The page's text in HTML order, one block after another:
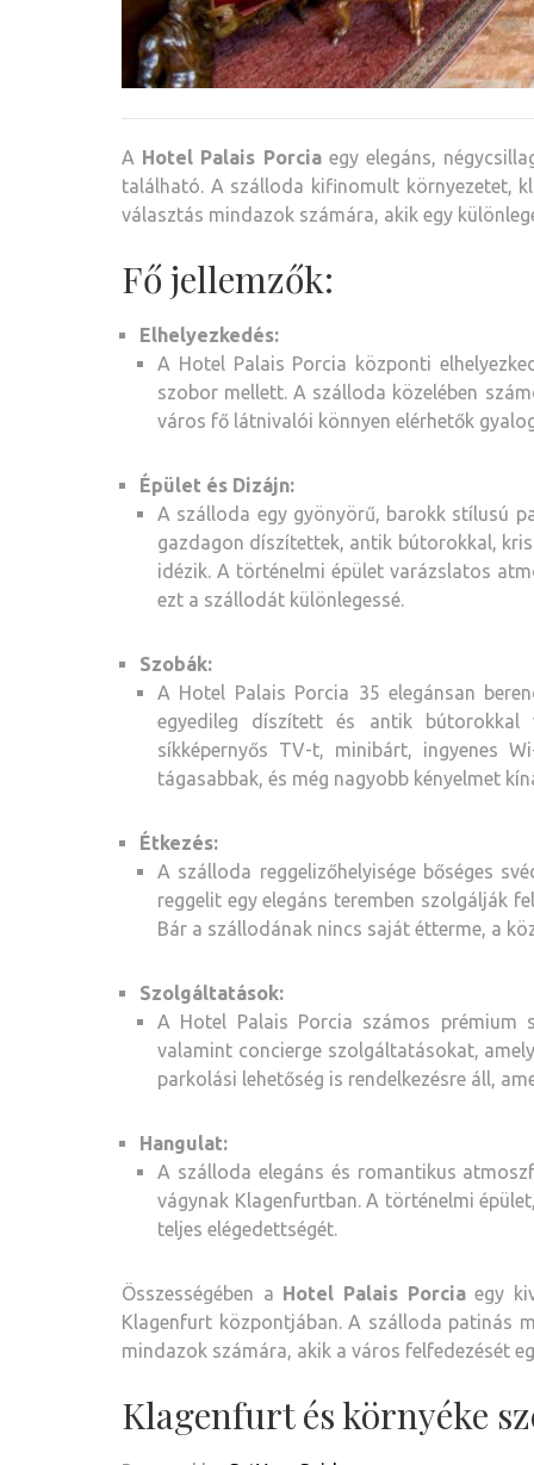
A Hotel Palais Porciaegy elegáns,
található. A szálloda kifinomult környezetet,
választás mindazok számára, akik egy
Fő jellemzők:
Elhelyezkedés:
A Hotel Palais Porcia központi
szobor mellett. A szálloda közelében
város fő látnivalói könnyen elérhetők
Épület és Dizájn:
A szálloda egy gyönyörű, barokk stílusú
gazdagon díszítettek, antik bútorokkal,
idézik. A történelmi épület varázslatos
ezt a szállodát különlegessé.
Szobák:
A Hotel Palais Porcia 35 elegánsan
egyedileg díszített és antik bútorokkal
síkképernyős TV-t, minibárt, ingyenes
tágasabbak, és még nagyobb kényelmet
Étkezés:
A szálloda reggelizőhelyisége bőséges
reggelit egy elegáns teremben szolgálják
Bár a szállodának nincs saját étterme, a
Szolgáltatások:
A Hotel Palais Porcia számos prémium
valamint concierge szolgáltatásokat,
parkolási lehetőség is rendelkezésre áll,
Hangulat:
A szálloda elegáns és romantikus
vágynak Klagenfurtban. A történelmi
teljes elégedettségét.
Összességében a Hotel Palais Porciaegy
Klagenfurt központjában. A szálloda patinás
mindazok számára, akik a város felfedezését
Klagenfurt és környéke